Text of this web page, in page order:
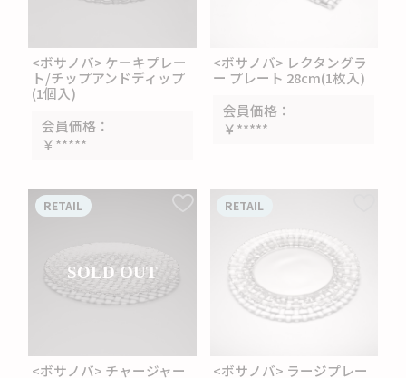
<ボサノバ> ケーキプレー
ト/チップアンドディップ
(1個入)
会員価格
￥*****
<ボサノバ> レクタングラ
ー プレート 28cm(1枚入)
会員価格
￥*****
SOLD OUT
<ボサノバ> チャージャー
RETAIL
<ボサノバ> ラージプレー
RETAIL